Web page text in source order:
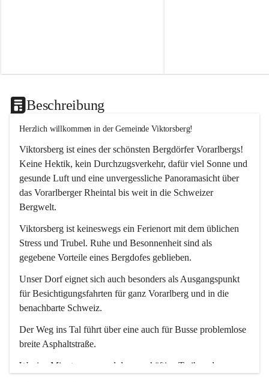
Beschreibung
Herzlich willkommen in der Gemeinde Viktorsberg!
Viktorsberg ist eines der schönsten Bergdörfer Vorarlbergs!
Keine Hektik, kein Durchzugsverkehr, dafür viel Sonne und
gesunde Luft und eine unvergessliche Panoramasicht über
das Vorarlberger Rheintal bis weit in die Schweizer
Bergwelt.
Viktorsberg ist keineswegs ein Ferienort mit dem üblichen
Stress und Trubel. Ruhe und Besonnenheit sind als
gegebene Vorteile eines Bergdofes geblieben.
Unser Dorf eignet sich auch besonders als Ausgangspunkt
für Besichtigungsfahrten für ganz Vorarlberg und in die
benachbarte Schweiz.
Der Weg ins Tal führt über eine auch für Busse problemlose
breite Asphaltstraße.
Wenige Minuten nur, und das geschäftige Treiben der